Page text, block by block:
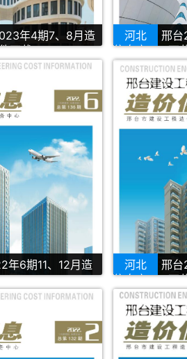
年4期7、8月造
下载
河北
邢
信息库PDF下
年6期11、12月造
河北
邢台
信息库PDF下